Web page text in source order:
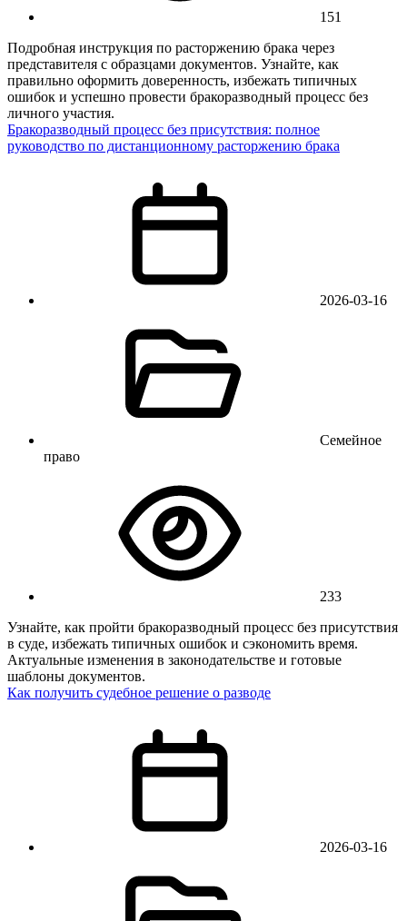
151
Подробная инструкция по расторжению брака через
представителя с образцами документов. Узнайте, как
правильно оформить доверенность, избежать типичных
ошибок и успешно провести бракоразводный процесс без
личного участия.
Бракоразводный процесс без присутствия: полное
руководство по дистанционному расторжению брака
2026-03-16
Семейное
право
233
Узнайте, как пройти бракоразводный процесс без присутствия
в суде, избежать типичных ошибок и сэкономить время.
Актуальные изменения в законодательстве и готовые
шаблоны документов.
Как получить судебное решение о разводе
2026-03-16